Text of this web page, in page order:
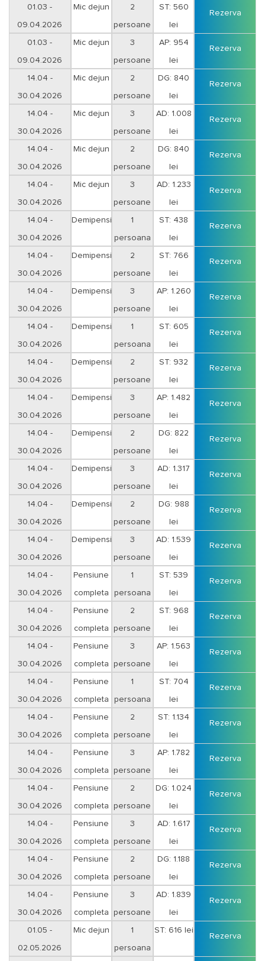
Duminica-Joi
01.03 -
09.04.2026
Duminica-Joi
Mic dejun 2
persoane
ST: 560
lei
Rezerva
01.03 -
09.04.2026
Duminica-Joi
Mic dejun 3
persoane
AP: 954
lei
Rezerva
14.04 -
30.04.2026
Duminica-Joi
Mic dejun 2
persoane
DG: 840
lei
Rezerva
14.04 -
30.04.2026
Duminica-Joi
Mic dejun 3
persoane
AD: 1.008
lei
Rezerva
14.04 -
30.04.2026
Vineri-Sambata
Mic dejun 2
persoane
DG: 840
lei
Rezerva
14.04 -
30.04.2026
Vineri-Sambata
Mic dejun 3
persoane
AD: 1.233
lei
Rezerva
14.04 -
30.04.2026
Duminica-Joi
Demipensiune 1
persoana
ST: 438
lei
Rezerva
14.04 -
30.04.2026
Duminica-Joi
Demipensiune 2
persoane
ST: 766
lei
Rezerva
14.04 -
30.04.2026
Duminica-Joi
Demipensiune 3
persoane
AP: 1.260
lei
Rezerva
14.04 -
30.04.2026
Vineri-Sambata
Demipensiune 1
persoana
ST: 605
lei
Rezerva
14.04 -
30.04.2026
Vineri-Sambata
Demipensiune 2
persoane
ST: 932
lei
Rezerva
14.04 -
30.04.2026
Vineri-Sambata
Demipensiune 3
persoane
AP: 1.482
lei
Rezerva
14.04 -
30.04.2026
Duminica-Joi
Demipensiune 2
persoane
DG: 822
lei
Rezerva
14.04 -
30.04.2026
Duminica-Joi
Demipensiune 3
persoane
AD: 1.317
lei
Rezerva
14.04 -
30.04.2026
Vineri-Sambata
Demipensiune 2
persoane
DG: 988
lei
Rezerva
14.04 -
30.04.2026
Vineri-Sambata
Demipensiune 3
persoane
AD: 1.539
lei
Rezerva
14.04 -
30.04.2026
Duminica-Joi
Pensiune
completa
1
persoana
ST: 539
lei
Rezerva
14.04 -
30.04.2026
Duminica-Joi
Pensiune
completa
2
persoane
ST: 968
lei
Rezerva
14.04 -
30.04.2026
Duminica-Joi
Pensiune
completa
3
persoane
AP: 1.563
lei
Rezerva
14.04 -
30.04.2026
Vineri-Sambata
Pensiune
completa
1
persoana
ST: 704
lei
Rezerva
14.04 -
30.04.2026
Vineri-Sambata
Pensiune
completa
2
persoane
ST: 1.134
lei
Rezerva
14.04 -
30.04.2026
Vineri-Sambata
Pensiune
completa
3
persoane
AP: 1.782
lei
Rezerva
14.04 -
30.04.2026
Duminica-Joi
Pensiune
completa
2
persoane
DG: 1.024
lei
Rezerva
14.04 -
30.04.2026
Duminica-Joi
Pensiune
completa
3
persoane
AD: 1.617
lei
Rezerva
14.04 -
30.04.2026
Vineri-Sambata
Pensiune
completa
2
persoane
DG: 1.188
lei
Rezerva
14.04 -
30.04.2026
Vineri-Sambata
Pensiune
completa
3
persoane
AD: 1.839
lei
Rezerva
01.05 -
02.05.2026
Mic dejun 1
persoana
ST: 616 lei
Rezerva